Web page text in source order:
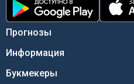
Прогнозы
Информация
Букмекеры